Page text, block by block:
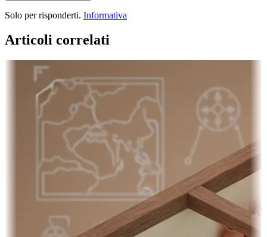
Solo per risponderti. Informativa
Articoli correlati